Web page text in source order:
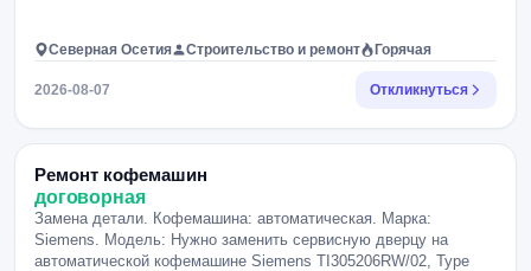
Северная Осетия Строительство и ремонт Горячая
2026-08-07 Откликнуться
Ремонт кофемашин
договорная
Замена детали. Кофемашина: автоматическая. Марка:
Siemens. Модель: Нужно заменить сервисную дверцу на
автоматической кофемашине Siemens TI305206RW/02, Type